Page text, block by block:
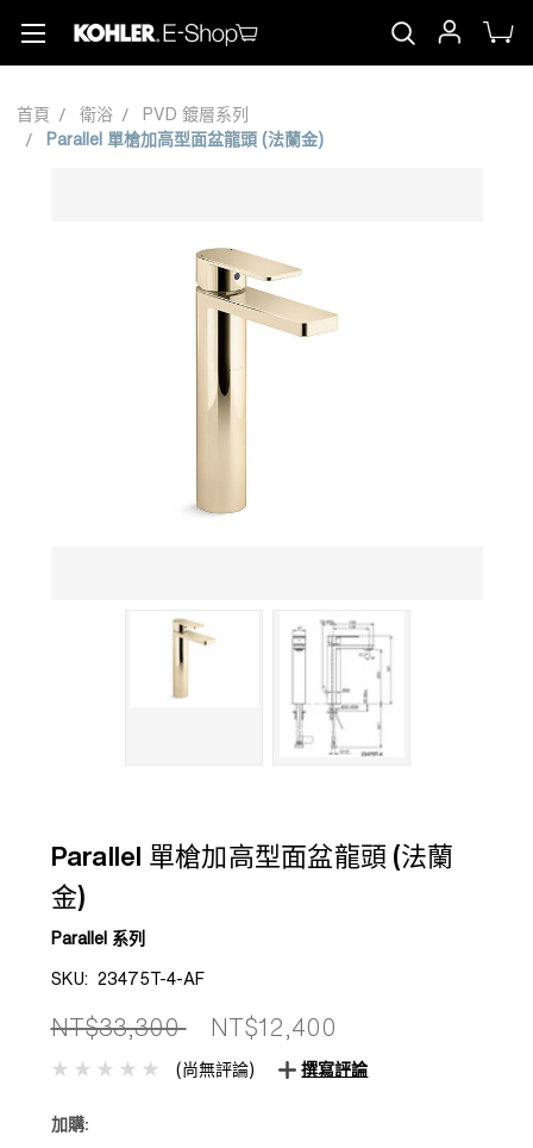
首頁 衛浴
PVD 鍍層系列
Parallel 單槍加高型面盆龍頭 (法蘭金)
Parallel 單槍加高型面盆龍頭 (法蘭
金)
Parallel 系列
SKU: 23475T-4-AF
NT$33,300 NT$12,400
(尚無評論) 撰寫評論
加購: